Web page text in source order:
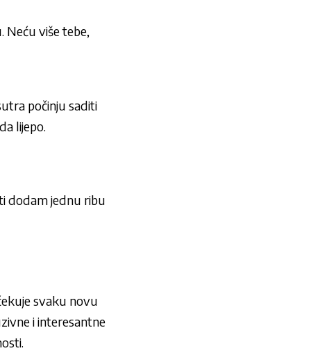
Neću više tebe,
počinju saditi
lijepo.
dodam jednu ribu
svaku novu
i interesantne